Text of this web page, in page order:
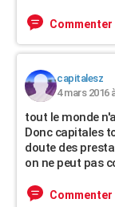
Commenter
capitalesz
4 mars 2016
tout le monde
Donc capitales
doute des
on ne peut pas
Commenter